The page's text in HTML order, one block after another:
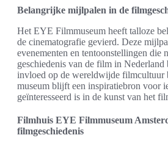
Belangrijke mijlpalen in de
Het EYE Filmmuseum heeft talloze
de cinematografie gevierd. Deze
evenementen en tentoonstellingen die
geschiedenis van de film in
invloed op de wereldwijde filmcultuur
museum blijft een inspiratiebron voor
geïnteresseerd is in de kunst van het
Filmhuis EYE Filmmuseum
filmgeschiedenis